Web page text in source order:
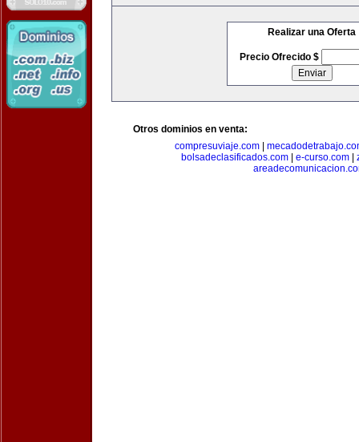
Realizar una Oferta
Precio Ofrecido $
Otros dominios en venta:
compresuviaje.com
bolsadeclasificados.com
e-curso.com